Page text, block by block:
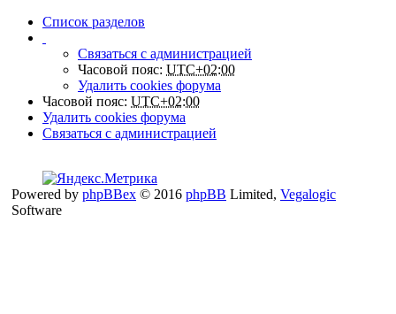
Список разделов
Связаться с администрацией
Часовой пояс: UTC+02:00
Удалить cookies форума
Часовой пояс: UTC+02:00
Удалить cookies форума
Связаться с администрацией
Powered by phpBBex © 2016 phpBB Limited, Vegalogic
Software